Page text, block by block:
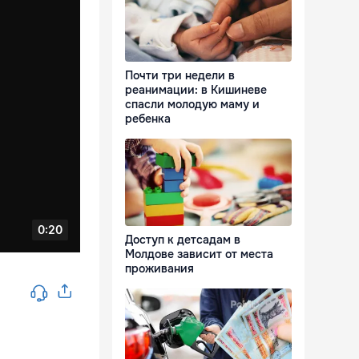
Почти три недели в
реанимации: в Кишиневе
спасли молодую маму и
ребенка
Доступ к детсадам в
Молдове зависит от места
проживания